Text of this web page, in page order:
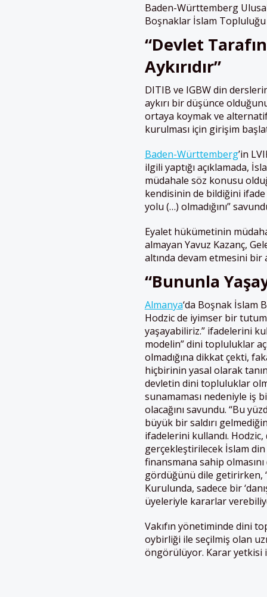
Baden-Württemberg
Boşnaklar İslam Topluluğu
“Devlet
Aykırıdır”
DITIB ve IGBW din
aykırı bir düşünce
ortaya koymak ve
kurulması için girişim
Baden-Württemberg’in
ilgili yaptığı açıklamada,
müdahale söz konusu
kendisinin de bildiğini
yolu (…) olmadığını”
Eyalet hükümetinin
almayan Yavuz Kazanç,
altında devam etmesini
“Bununla
Almanya‘da Boşnak İslam
Hodzic de iyimser bir
yaşayabiliriz.” ifadelerini
modelin” dini topluluklar
olmadığına dikkat çekti,
hiçbirinin yasal olarak
devletin dini topluluklar
sunamaması nedeniyle iş
olacağını savundu. “Bu
büyük bir saldırı
ifadelerini kullandı. Hodzic,
gerçekleştirilecek İslam
finansmana sahip
gördüğünü dile getirirken,
Kurulunda, sadece bir
üyeleriyle kararlar
Vakıfın yönetiminde dini
oybirliği ile seçilmiş olan
öngörülüyor. Karar yetkisi